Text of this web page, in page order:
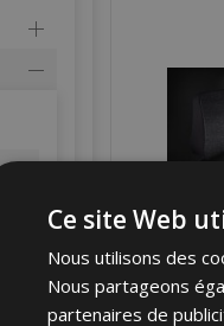
Ce site Web
Nous utilisons des
Nous partageons
partenaires de